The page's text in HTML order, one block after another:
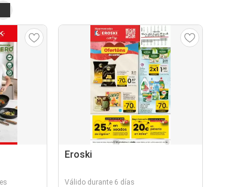
Eroski
Válido durante 6 días